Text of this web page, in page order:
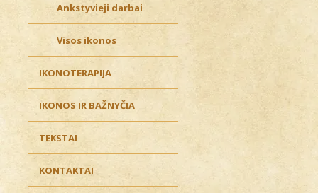
Ankstyvieji darbai
Visos ikonos
IKONOTERAPIJA
IKONOS IR BAŽNYČIA
TEKSTAI
KONTAKTAI